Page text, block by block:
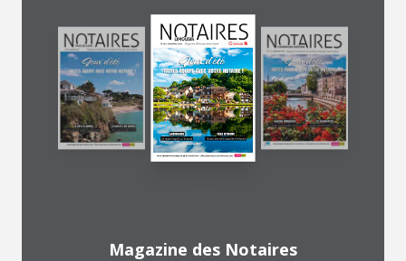
Magazine des Notaires